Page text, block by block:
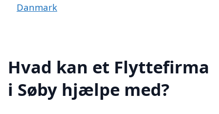
Danmark
Hvad kan et Flyttefirma
i Søby hjælpe med?